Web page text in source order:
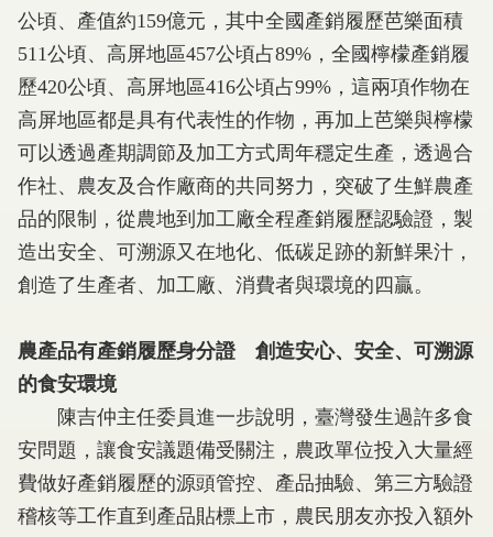
公頃、產值約159億元，其中全國產銷履歷芭樂面積
511公頃、高屏地區457公頃占89%，全國檸檬產銷履
歷420公頃、高屏地區416公頃占99%，這兩項作物在
高屏地區都是具有代表性的作物，再加上芭樂與檸檬
可以透過產期調節及加工方式周年穩定生產，透過合
作社、農友及合作廠商的共同努力，突破了生鮮農產
品的限制，從農地到加工廠全程產銷履歷認驗證，製
造出安全、可溯源又在地化、低碳足跡的新鮮果汁，
創造了生產者、加工廠、消費者與環境的四贏。
農產品有產銷履歷身分證 創造安心、安全、可溯源
的食安環境
陳吉仲主任委員進一步說明，臺灣發生過許多食
安問題，讓食安議題備受關注，農政單位投入大量經
費做好產銷履歷的源頭管控、產品抽驗、第三方驗證
稽核等工作直到產品貼標上市，農民朋友亦投入額外